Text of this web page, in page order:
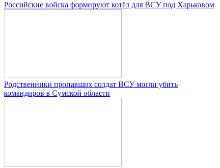
Российские войска формируют котёл для ВСУ под Харьковом
Родственники пропавших солдат ВСУ могли убить
командиров в Сумской области